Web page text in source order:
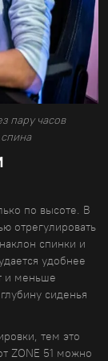
пару часов
по высоте. В
отрегулировать
спинки и
удобнее
и меньше
сиденья
тем это
ZONE 51 можно